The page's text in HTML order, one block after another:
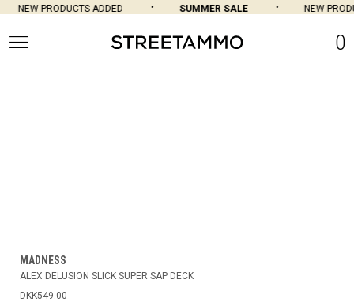
NEW PRODUCTS ADDED SUMMER SALE NEW
0
MADNESS
ALEX DELUSION SLICK SUPER SAP DECK
DKK549.00